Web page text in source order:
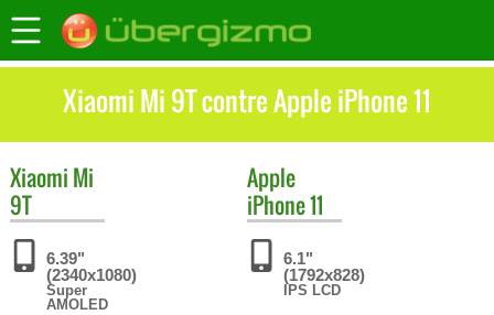
Xiaomi Mi 9T contre Apple iPhone 11
Xiaomi Mi
9T
6.39"
(2340x1080)
Super
AMOLED
Apple
iPhone 11
6.1"
(1792x828)
IPS LCD